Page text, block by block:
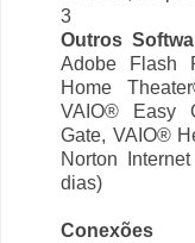
3
Outros
Adobe Flash
Home
VAIO® Easy
Gate, VAIO®
Norton
dias)
Conexões